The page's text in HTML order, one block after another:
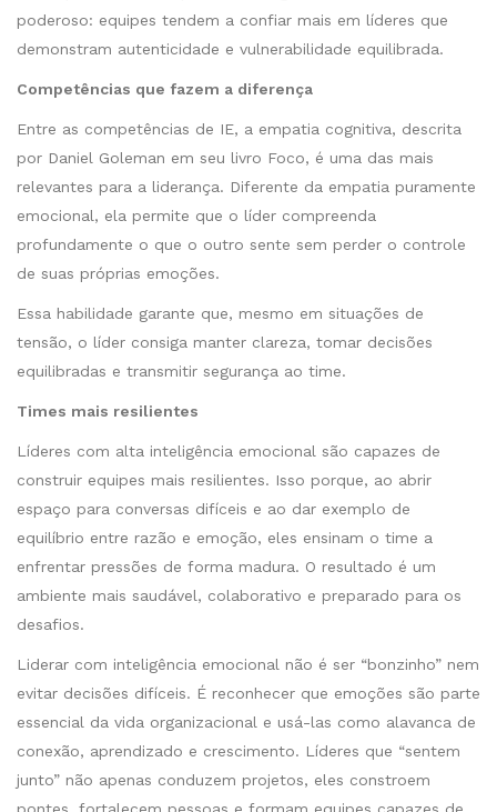
poderoso: equipes tendem a confiar mais em líderes que
demonstram autenticidade e vulnerabilidade equilibrada.
Competências que fazem a diferença
Entre as competências de IE, a empatia cognitiva, descrita
por Daniel Goleman em seu livro Foco, é uma das mais
relevantes para a liderança. Diferente da empatia puramente
emocional, ela permite que o líder compreenda
profundamente o que o outro sente sem perder o controle
de suas próprias emoções.
Essa habilidade garante que, mesmo em situações de
tensão, o líder consiga manter clareza, tomar decisões
equilibradas e transmitir segurança ao time.
Times mais resilientes
Líderes com alta inteligência emocional são capazes de
construir equipes mais resilientes. Isso porque, ao abrir
espaço para conversas difíceis e ao dar exemplo de
equilíbrio entre razão e emoção, eles ensinam o time a
enfrentar pressões de forma madura. O resultado é um
ambiente mais saudável, colaborativo e preparado para os
desafios.
Liderar com inteligência emocional não é ser “bonzinho” nem
evitar decisões difíceis. É reconhecer que emoções são parte
essencial da vida organizacional e usá-las como alavanca de
conexão, aprendizado e crescimento. Líderes que “sentem
junto” não apenas conduzem projetos, eles constroem
pontes, fortalecem pessoas e formam equipes capazes de